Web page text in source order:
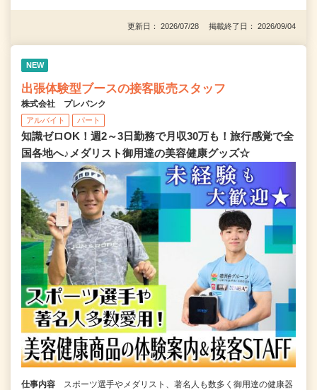
更新日： 2026/07/28 掲載終了日： 2026/09/04
NEW
出張体験型ブースの接客販売スタッフ
株式会社 プレバンク
アルバイト パート
知識ゼロOK！週2～3日勤務で月収30万も！旅行感覚で全
国各地へ♪メダリスト御用達の美容健康グッズ☆
仕事内容
スポーツ選手やメダリスト、著名人も数多く御用達の健康器